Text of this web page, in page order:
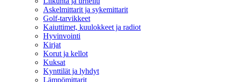
Askelmittarit ja sykemittarit
Golf-tarvikkeet
Kaiuttimet, kuulokkeet ja radiot
Hyvinvointi
Kirjat
Korut ja kellot
Kuksat
Kynttilät ja lyhdyt
Lämpömittarit